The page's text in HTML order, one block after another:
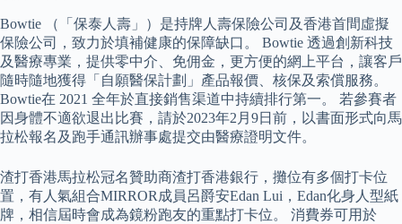
Bowtie （「保泰人壽」）是持牌人壽保險公司及香港首間虛擬
保險公司，致力於填補健康的保障缺口。 Bowtie 透過創新科技
及醫療專業，提供零中介、免佣金，更方便的網上平台，讓客戶
隨時隨地獲得「自願醫保計劃」產品報價、核保及索償服務。
Bowtie在 2021 全年於直接銷售渠道中持續排行第一。 若參賽者
因身體不適欲退出比賽，請於2023年2月9日前，以書面形式向馬
拉松報名及跑手通訊辦事處提交由醫療證明文件。
渣打香港馬拉松冠名贊助商渣打香港銀行，攤位有多個打卡位
置，有人氣組合MIRROR成員呂爵安Edan Lui，Edan化身人型紙
牌，相信屆時會成為鏡粉跑友的重點打卡位。 消費券可用於